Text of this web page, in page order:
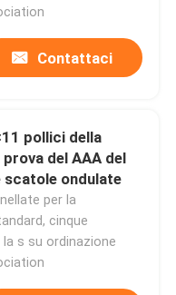
Contattaci
pollici della
del AAA del
scatole ondulate
per la
cinque
s su ordinazione